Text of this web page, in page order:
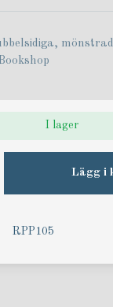
I lager
Lägg i
RPP105